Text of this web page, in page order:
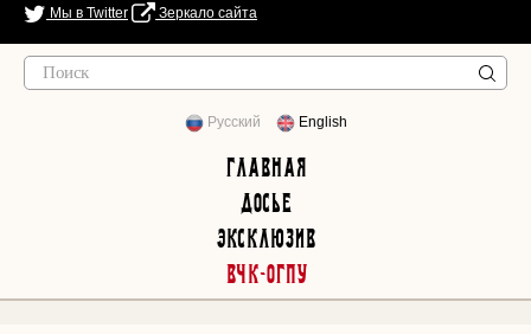
Мы в Twitter Зеркало сайта
Русский English
Главная
Досье
Эксклюзив
ВЧК-ОГПУ